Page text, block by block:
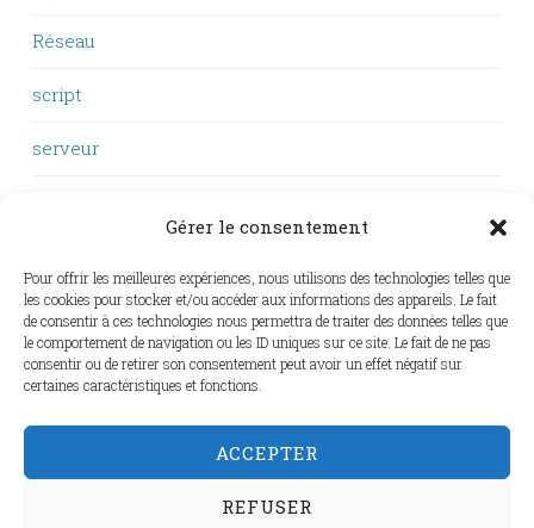
Gérer le consentement
Pour offrir les meilleures expériences, nous utilisons des technologies telles que
les cookies pour stocker et/ou accéder aux informations des appareils. Le fait
de consentir à ces technologies nous permettra de traiter des données telles que
le comportement de navigation ou les ID uniques sur ce site. Le fait de ne pas
consentir ou de retirer son consentement peut avoir un effet négatif sur
certaines caractéristiques et fonctions.
ACCEPTER
REFUSER
Réseau
script
serveur
WSL
Zigbee